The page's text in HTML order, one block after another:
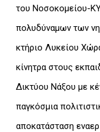
του Νοσοκομείου-
πολυδύναμων των
κτήριο Λυκείου
κίνητρα στους
Δικτύου Νάξου με
παγκόσμια
αποκατάσταση